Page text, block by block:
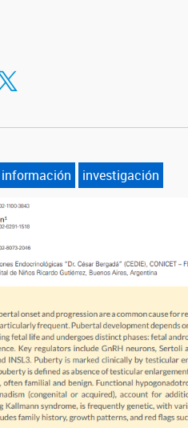
en Facebook
en Twitter
información investigación